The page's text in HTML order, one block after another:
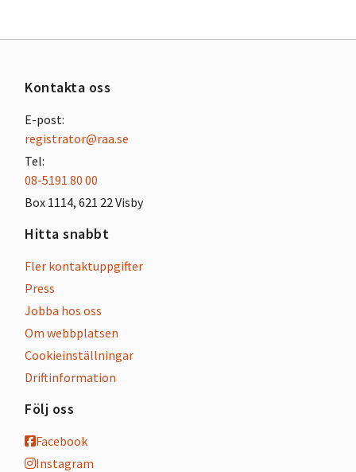
Kontakta oss
E-post:
registrator@raa.se
Tel:
08-5191 80 00
Box 1114, 621 22 Visby
Hitta snabbt
Fler kontaktuppgifter
Press
Jobba hos oss
Om webbplatsen
Cookieinställningar
Driftinformation
Följ oss
Facebook
Instagram